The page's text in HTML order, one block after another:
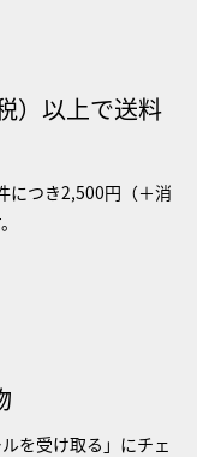
）以上で送料
につき2,500円（＋消
を受け取る」にチェ